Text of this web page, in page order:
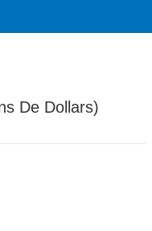
De Dollars)